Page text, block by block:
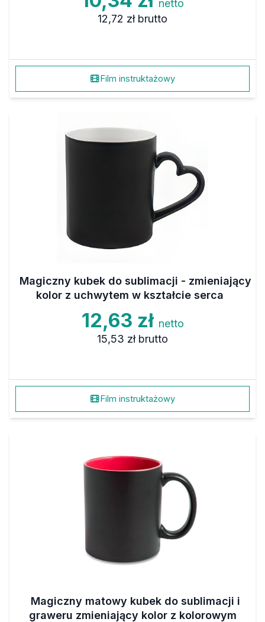
netto
12,72 zł brutto
Film instruktażowy
Magiczny kubek do sublimacji - zmieniający
kolor z uchwytem w kształcie serca
12,63 zł netto
15,53 zł brutto
Film instruktażowy
Magiczny matowy kubek do sublimacji i
graweru zmieniający kolor z kolorowym